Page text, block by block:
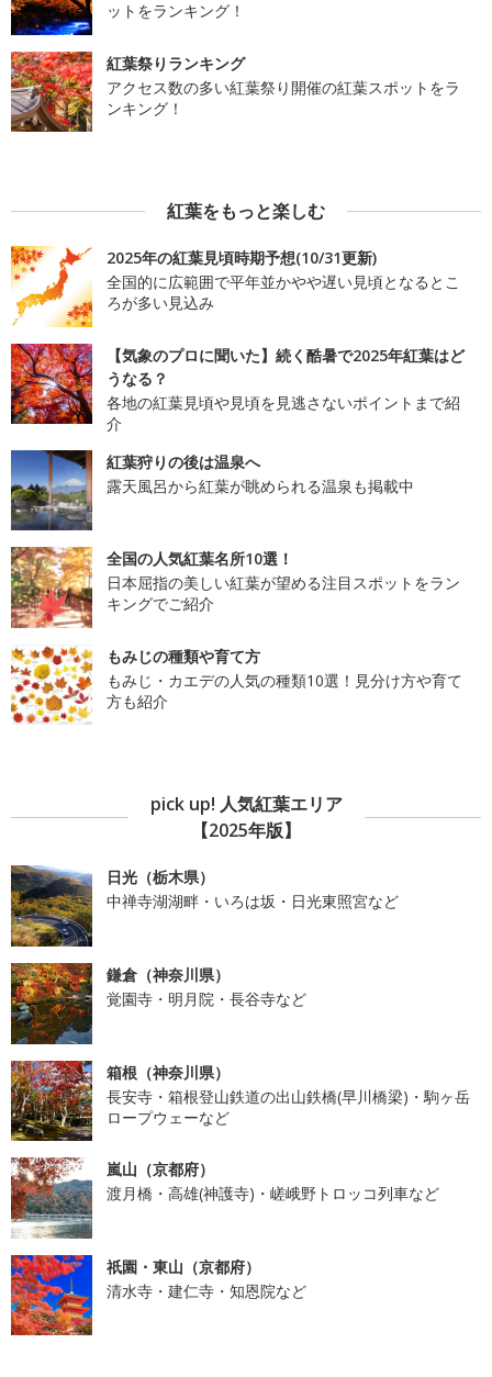
ットをランキング！
紅葉祭りランキング
アクセス数の多い紅葉祭り開催の紅葉スポットをラ
ンキング！
紅葉をもっと楽しむ
2025年の紅葉見頃時期予想(10/31更新)
全国的に広範囲で平年並かやや遅い見頃となるとこ
ろが多い見込み
【気象のプロに聞いた】続く酷暑で2025年紅葉はど
うなる？
各地の紅葉見頃や見頃を見逃さないポイントまで紹
介
紅葉狩りの後は温泉へ
露天風呂から紅葉が眺められる温泉も掲載中
全国の人気紅葉名所10選！
日本屈指の美しい紅葉が望める注目スポットをラン
キングでご紹介
もみじの種類や育て方
もみじ・カエデの人気の種類10選！見分け方や育て
方も紹介
pick up! 人気紅葉エリア
【2025年版】
日光（栃木県）
中禅寺湖湖畔・いろは坂・日光東照宮など
鎌倉（神奈川県）
覚園寺・明月院・長谷寺など
箱根（神奈川県）
長安寺・箱根登山鉄道の出山鉄橋(早川橋梁)・駒ヶ岳
ロープウェーなど
嵐山（京都府）
渡月橋・高雄(神護寺)・嵯峨野トロッコ列車など
祇園・東山（京都府）
清水寺・建仁寺・知恩院など